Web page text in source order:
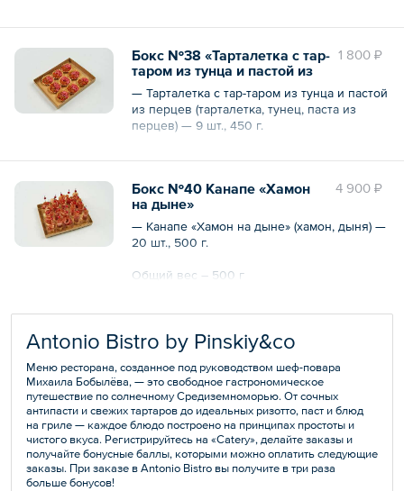
Общий вес – 450 г
1 800 ₽
Бокс №38 «Тарталетка с тар-
таром из тунца и пастой из
перцев»
— Тарталетка с тар-таром из тунца и пастой
из перцев (тарталетка, тунец, паста из
перцев) — 9 шт., 450 г.
Общий вес – 450 г
4 900 ₽
Бокс №40 Канапе «Хамон
на дыне»
— Канапе «Хамон на дыне» (хамон, дыня) —
20 шт., 500 г.
Общий вес – 500 г
Antonio Bistro by Pinskiy&co
Меню ресторана, созданное под руководством шеф-повара
Михаила Бобылёва, — это свободное гастрономическое
путешествие по солнечному Средиземноморью. От сочных
антипасти и свежих тартаров до идеальных ризотто, паст и блюд
на гриле — каждое блюдо построено на принципах простоты и
чистого вкуса. Регистрируйтесь на «Catery», делайте заказы и
получайте бонусные баллы, которыми можно оплатить следующие
заказы. При заказе в Antonio Bistro вы получите в три раза
больше бонусов!